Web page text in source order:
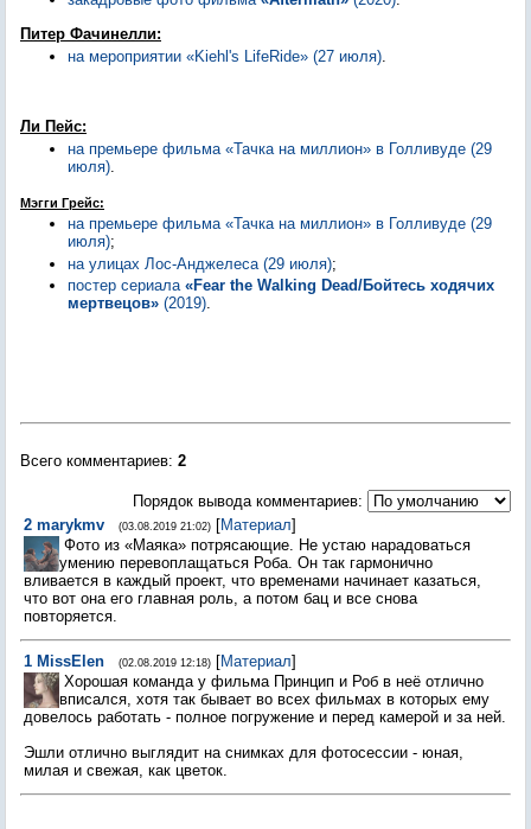
Питер Фачинелли:
на мероприятии «Kiehl's LifeRide» (27 июля)
Ли Пейс:
на премьере фильма «Тачка на миллион» в Голливуде (29
июля).
Мэгги Грейс:
на премьере фильма «Тачка на миллион» в Голливуде (29
июля);
на улицах Лос-Анджелеса (29 июля);
постер сериала «Fear the Walking Dead/Бойтесь ходячих
мертвецов» (2019)
Всего комментариев: 2
Порядок вывода комментариев:
2 marykmv (03.08.2019 21:02) [Материал]
Фото из «Маяка» потрясающие. Не устаю нарадоваться
умению перевоплащаться Роба. Он так гармонично
вливается в каждый проект, что временами начинает казаться,
что вот она его главная роль, а потом бац и все снова
повторяется.
1 MissElen (02.08.2019 12:18) [Материал]
Хорошая команда у фильма Принцип и Роб в неё отлично
вписался, хотя так бывает во всех фильмах в которых ему
довелось работать - полное погружение и перед камерой и за ней.
Эшли отлично выглядит на снимках для фотосессии - юная,
милая и свежая, как цветок.